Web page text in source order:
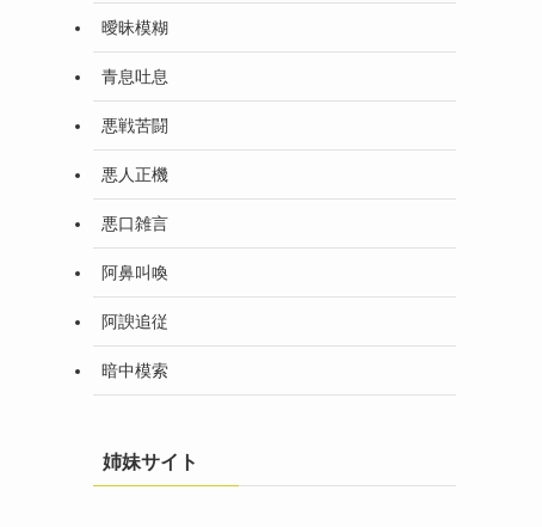
曖昧模糊
青息吐息
悪戦苦闘
悪人正機
悪口雑言
阿鼻叫喚
阿諛追従
暗中模索
姉妹サイト